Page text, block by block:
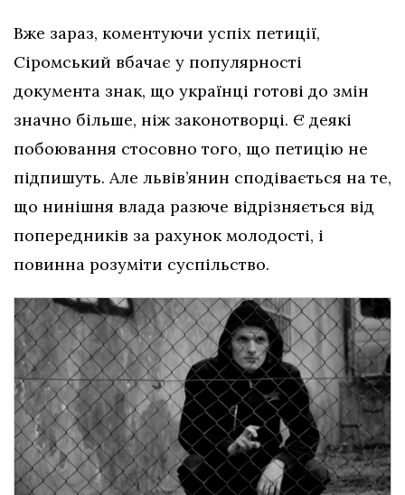
Вже зараз, коментуючи успіх петиції,
Сіромський вбачає у популярності
документа знак, що українці готові до змін
значно більше, ніж законотворці. Є деякі
побоювання стосовно того, що петицію не
підпишуть. Але львів’янин сподівається на те,
що нинішня влада разюче відрізняється від
попередників за рахунок молодості, і
повинна розуміти суспільство.